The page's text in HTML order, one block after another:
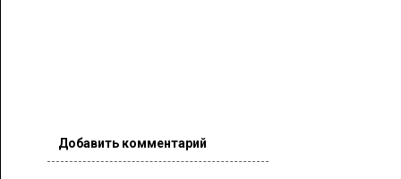
Добавить комментарий